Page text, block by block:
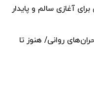
آغازی سالم و پایدار
روانی/ هنوز تا